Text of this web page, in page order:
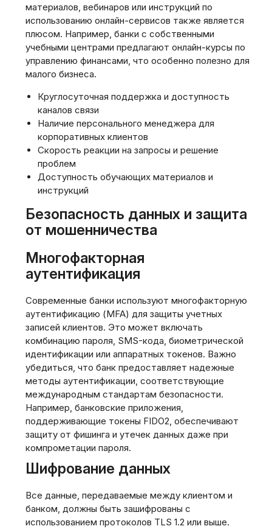
материалов, вебинаров или инструкций по
использованию онлайн-сервисов также является
плюсом. Например, банки с собственными
учебными центрами предлагают онлайн-курсы по
управлению финансами, что особенно полезно для
малого бизнеса.
Круглосуточная поддержка и доступность
каналов связи
Наличие персонального менеджера для
корпоративных клиентов
Скорость реакции на запросы и решение
проблем
Доступность обучающих материалов и
инструкций
Безопасность данных и защита
от мошенничества
Многофакторная
аутентификация
Современные банки используют многофакторную
аутентификацию (MFA) для защиты учетных
записей клиентов. Это может включать
комбинацию пароля, SMS-кода, биометрической
идентификации или аппаратных токенов. Важно
убедиться, что банк предоставляет надежные
методы аутентификации, соответствующие
международным стандартам безопасности.
Например, банковские приложения,
поддерживающие токены FIDO2, обеспечивают
защиту от фишинга и утечек данных даже при
компрометации пароля.
Шифрование данных
Все данные, передаваемые между клиентом и
банком, должны быть зашифрованы с
использованием протоколов TLS 1.2 или выше.